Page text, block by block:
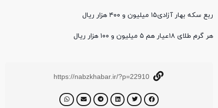
ربع سکه بهار آزادی۱۵ میلیون و ۴۰۰ هزار ریال
هر گرم طلای ۱۸عیار هم ۵ میلیون و ۱۰۰ هزار ریال
https://nabzkhabar.ir/?p=22910